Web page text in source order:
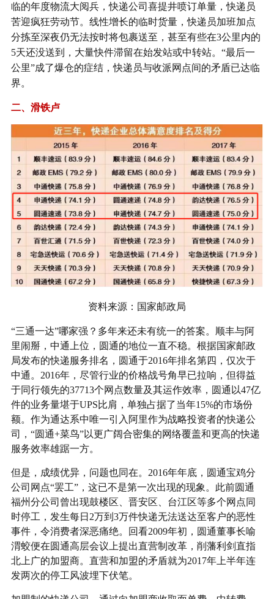
临的年度物流大阅兵，快递公司喜提井喷订单量，快递员
苦迎疯狂劳动节。线性增长的临时货量，快递员加班加点
分拣至深夜仍无法按时将包裹送至，甚至有些在3公里内的
5天还没送到，大量快件滞留在始发站或中转站。“最后一
公里”成了爆仓的症结，快递员与收派网点间的矛盾已达临
界。
二、滑铁卢
资料来源：国家邮政局
“三通一达”哪家强？多年来还未有统一的答案。顺丰与阿
里闹掰，中通上位，圆通的地位一直不稳。根据国家邮政
局发布的快递服务排名，圆通于2016年排名第四，仅次于
中通。2016年，尽管行业的价格战号角早已拉响，但得益
于同行领先的37713个网点数量及其运作效率，圆通以47亿
件的业务量堪于UPS比肩，单独占据了当年15%的市场份
额。作为通达系中唯一引入阿里作为战略投资者的快递公
司，“圆通+菜鸟”以更广阔合密集的网络覆盖和更高的快递
服务效率雄踞一方。
但是，成绩优异，问题也同在。2016年年底，圆通宝鸡分
公司网点“罢工”，这已不是第一次出现的现象。此前圆通
福州分公司曾出现鼓楼区、晋安区、台江区等多个网点同
时停工，发生每日2万到3万件快递无法送达至客户的恶性
事件，令消费者深恶痛绝。回看2009年初，圆通董事长喻
渭蛟便在圆通高层会议上提出直营制改革，削藩利剑直指
北上广的加盟商。直营和加盟的矛盾就为2017年上半年连
发两次的停工风波埋下伏笔。